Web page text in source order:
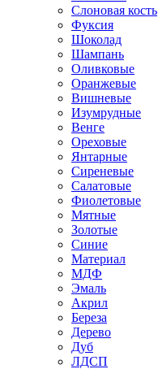
Слоновая кость
Фуксия
Шоколад
Шампань
Оливковые
Оранжевые
Вишневые
Изумрудные
Венге
Ореховые
Янтарные
Сиреневые
Салатовые
Фиолетовые
Мятные
Золотые
Синие
Материал
МДФ
Эмаль
Акрил
Береза
Дерево
Дуб
ЛДСП